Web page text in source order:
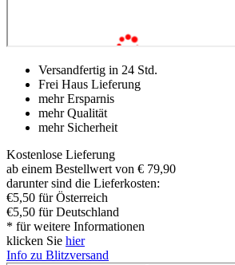
Versandfertig in 24 Std.
Frei Haus Lieferung
mehr Ersparnis
mehr Qualität
mehr Sicherheit
Kostenlose Lieferung
ab einem Bestellwert von € 79,90
darunter sind die Lieferkosten:
€5,50 für Österreich
€5,50 für Deutschland
* für weitere Informationen
klicken Sie hier
Info zu Blitzversand